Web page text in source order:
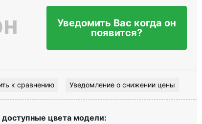
Уведомить Вас когда он
появится?
к сравнению Уведомление о снижении цены
доступные цвета модели: